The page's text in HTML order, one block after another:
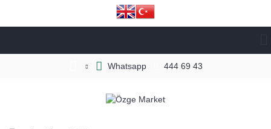
Whatsapp 444 69 43